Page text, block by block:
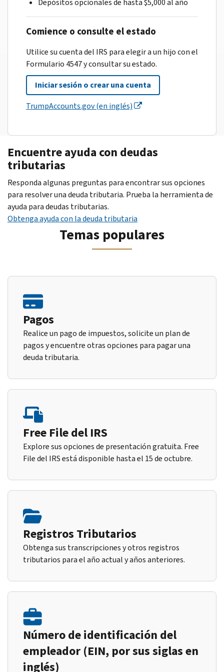
Depósitos opcionales de hasta $5,000 al año
Comience o consulte el estado
Utilice su cuenta del IRS para elegir a un hijo con el
Formulario 4547 y consultar su estado.
Iniciar sesión o crear una cuenta
TrumpAccounts.gov (en inglés)
Encuentre ayuda con deudas
tributarias
Responda algunas preguntas para encontrar sus opciones
para resolver una deuda tributaria. Prueba la herramienta de
ayuda para deudas tributarias.
Obtenga ayuda con la deuda tributaria
Temas populares
Pagos
Realice un pago de impuestos, solicite un plan de
pagos y encuentre otras opciones para pagar una
deuda tributaria.
Free File del IRS
Explore sus opciones de presentación gratuita. Free
File del IRS está disponible hasta el 15 de octubre.
Registros Tributarios
Obtenga sus transcripciones y otros registros
tributarios para el año actual y años anteriores.
Número de identificación del
empleador (EIN, por sus siglas en
inglés)